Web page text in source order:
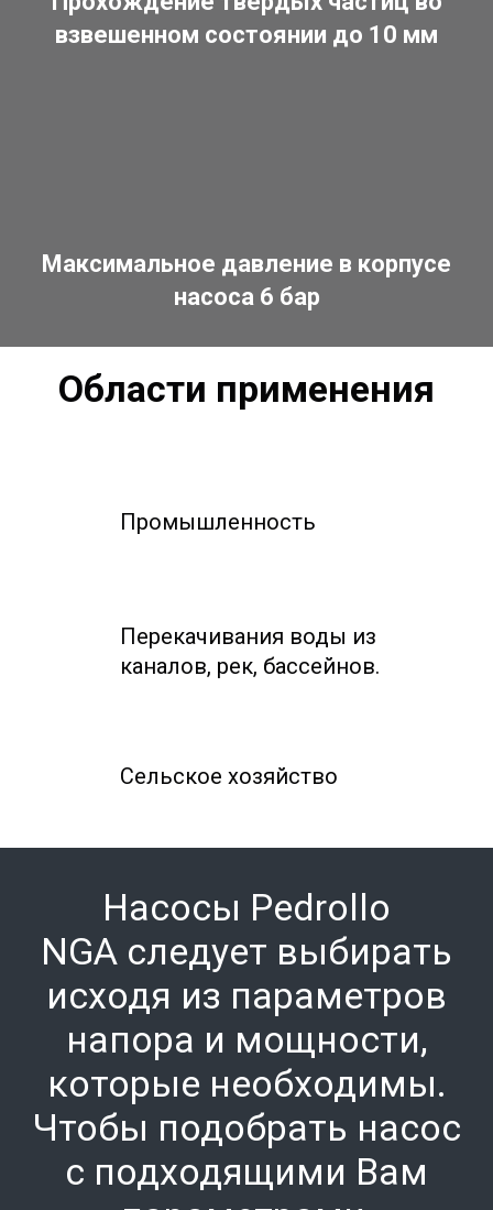
взвешенном состоянии до 10 мм
Максимальное давление в корпусе
насоса 6 бар
Области применения
Промышленность
Перекачивания воды из
каналов, рек, бассейнов.
Сельское хозяйство
Насосы Pedrollo
NGA следует выбирать
исходя из параметров
напора и мощности,
которые необходимы.
Чтобы подобрать насос
с подходящими Вам